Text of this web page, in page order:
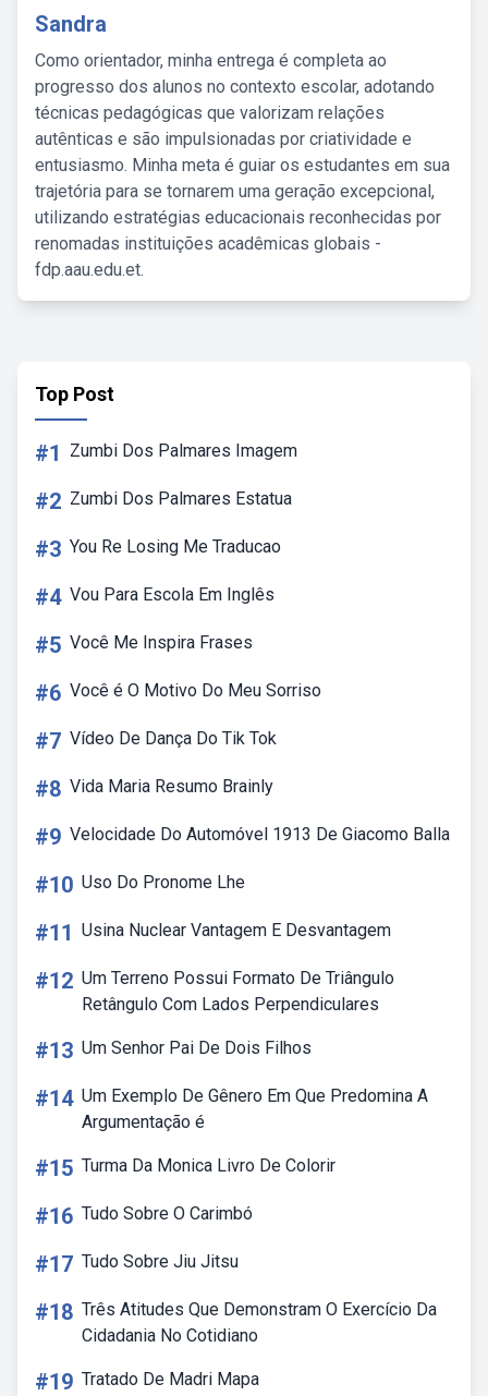
Sandra
Como orientador, minha entrega é completa ao
progresso dos alunos no contexto escolar, adotando
técnicas pedagógicas que valorizam relações
autênticas e são impulsionadas por criatividade e
entusiasmo. Minha meta é guiar os estudantes em sua
trajetória para se tornarem uma geração excepcional,
utilizando estratégias educacionais reconhecidas por
renomadas instituições acadêmicas globais -
fdp.aau.edu.et.
Top Post
#1 Zumbi Dos Palmares Imagem
#2 Zumbi Dos Palmares Estatua
#3 You Re Losing Me Traducao
#4 Vou Para Escola Em Inglês
#5 Você Me Inspira Frases
#6 Você é O Motivo Do Meu Sorriso
#7 Vídeo De Dança Do Tik Tok
#8 Vida Maria Resumo Brainly
#9 Velocidade Do Automóvel 1913 De Giacomo Balla
#10 Uso Do Pronome Lhe
#11 Usina Nuclear Vantagem E Desvantagem
#12 Um Terreno Possui Formato De Triângulo
Retângulo Com Lados Perpendiculares
#13 Um Senhor Pai De Dois Filhos
#14 Um Exemplo De Gênero Em Que Predomina A
Argumentação é
#15 Turma Da Monica Livro De Colorir
#16 Tudo Sobre O Carimbó
#17 Tudo Sobre Jiu Jitsu
#18 Três Atitudes Que Demonstram O Exercício Da
Cidadania No Cotidiano
#19 Tratado De Madri Mapa